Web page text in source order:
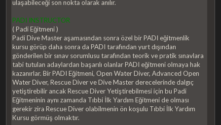
ulaşabileceği son nokta olarak anılır.
PADI INSTRUCTOR
( Padi Eğitmeni )
Padi Dive Master aşamasından sonra özel bir PADI eğitmenlik
kursu görüp daha sonra da PADI tarafından yurt dışından
gönderilen bir sınav sorumlusu tarafından teorik ve pratik sınavlara
tabi tutulan adaylardan başarılı olanlar PADI eğitmeni olmaya hak
kazanırlar. Bir PADI Eğitmeni, Open Water Diver, Advanced Open
Water Diver, Rescue Diver ve Dive Master derecelerinde dalgıç
yetiştirebilir ancak Rescue Diver Yetiştirebilmesi için bu Padi
Eğitmeninin aynı zamanda Tıbbi İlk Yardım Eğitmeni de olması
gerekir zira Rescue Diver olabilmenin ön koşulu Tıbbi İlk Yardım
Kursu görmüş olmaktır.